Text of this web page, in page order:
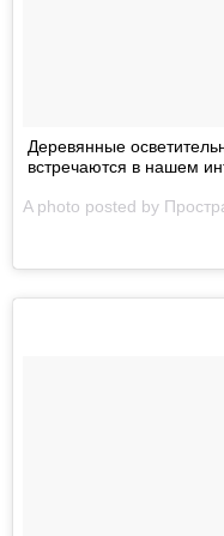
Деревянные
встречаются в нашем